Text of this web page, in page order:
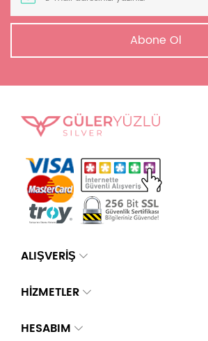
Abone Ol
ALIŞVERİŞ
HİZMETLER
HESABIM